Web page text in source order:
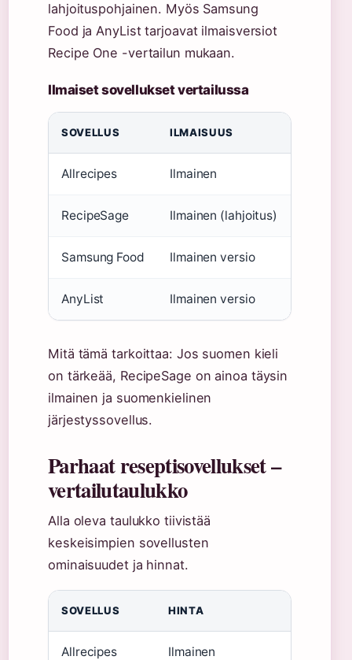
lahjoituspohjainen. Myös Samsung
Food ja AnyList tarjoavat ilmaisversiot
Recipe One -vertailun mukaan.
Ilmaiset sovellukset vertailussa
SOVELLUS ILMAISUUS
Allrecipes Ilmainen
RecipeSage Ilmainen (lahjoitus)
Samsung Food Ilmainen versio
AnyList Ilmainen versio
Mitä tämä tarkoittaa: Jos suomen kieli
on tärkeää, RecipeSage on ainoa täysin
ilmainen ja suomenkielinen
järjestyssovellus.
Parhaat reseptisovellukset –
vertailutaulukko
Alla oleva taulukko tiivistää
keskeisimpien sovellusten
ominaisuudet ja hinnat.
SOVELLUS HINTA
Allrecipes Ilmainen